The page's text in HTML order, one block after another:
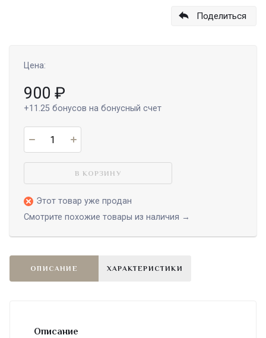
Поделиться
Цена:
900 ₽
+11.25 бонусов на бонусный счет
В КОРЗИНУ
Этот товар уже продан
Смотрите похожие товары из наличия →
ОПИСАНИЕ ХАРАКТЕРИСТИКИ
Описание